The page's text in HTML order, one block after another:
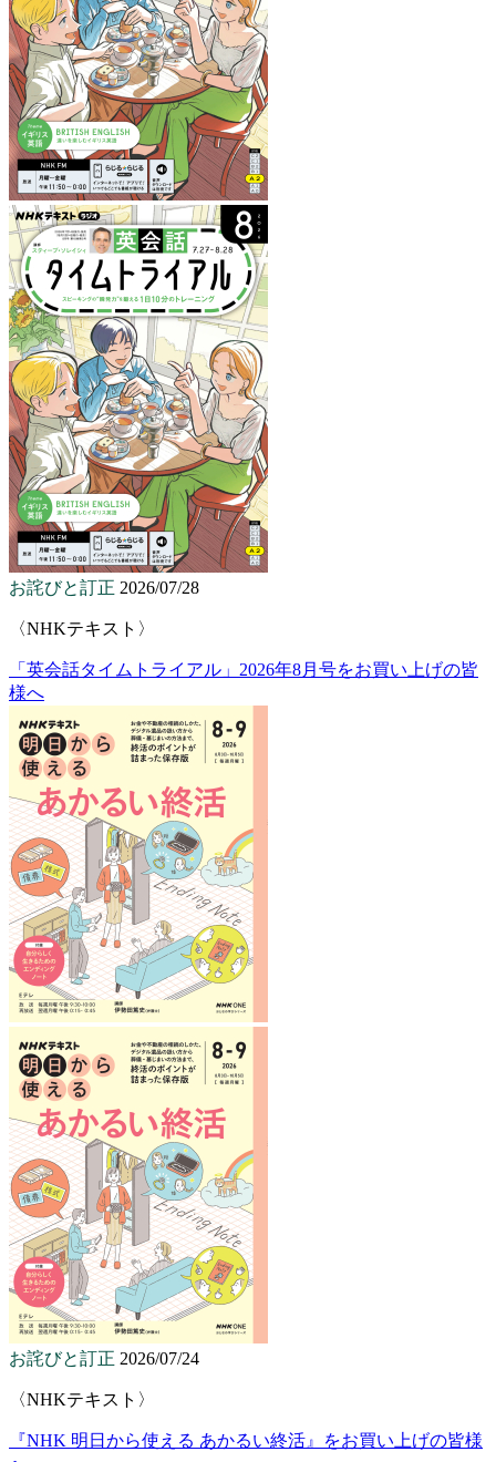
お詫びと訂正 2026/07/28
〈NHKテキスト〉
「英会話タイムトライアル」2026年8月号をお買い上げの皆
様へ
お詫びと訂正 2026/07/24
〈NHKテキスト〉
『NHK 明日から使える あかるい終活』をお買い上げの皆様